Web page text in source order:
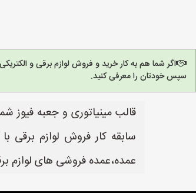
اگر شما هم به کار خرید و فروش لوازم برقی و
سپس خودتان را معرفی کنید.
قالب مینیاتوری و جعبه فیوز
سابقه کار فروش لوازم برقی
عمده،عمده فروشی های لوازم